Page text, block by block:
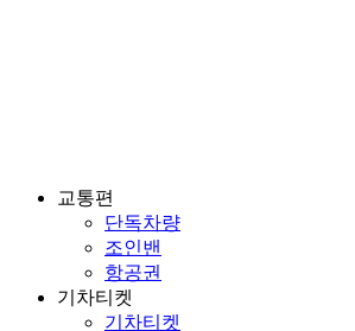
교통편
단독차량
조인밴
항공권
기차티켓
기차티켓